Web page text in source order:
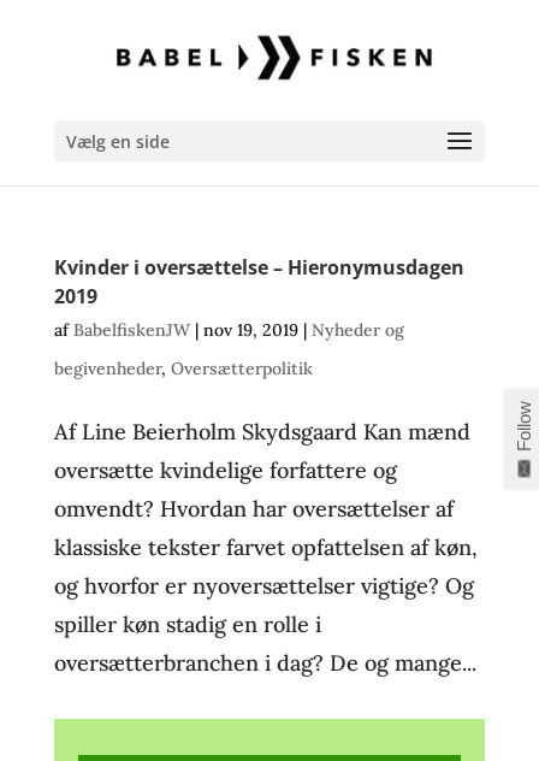
Vælg en side
Kvinder i oversættelse – Hieronymusdagen
2019
afBabelfiskenJW| nov 19, 2019| Nyheder og
begivenheder, Oversætterpolitik
Af Line Beierholm Skydsgaard Kan mænd
oversætte kvindelige forfattere og
omvendt? Hvordan har oversættelser af
klassiske tekster farvet opfattelsen af køn,
og hvorfor er nyoversættelser vigtige? Og
spiller køn stadig en rolle i
oversætterbranchen i dag? De og mange...
Follow